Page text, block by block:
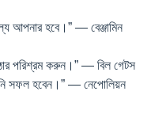
আপনার হবে।” — বেঞ্জামিন
পরিশ্রম করুন।” — বিল গেটস
সফল হবেন।” — নেপোলিয়ন